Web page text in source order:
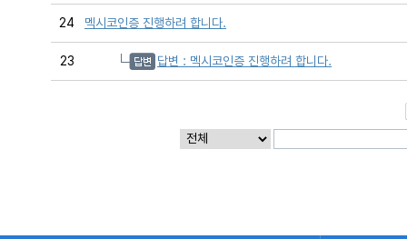
24 멕시코인증 진행하려 합니다.
23 답변 : 멕시코인증 진행하려 합니다.